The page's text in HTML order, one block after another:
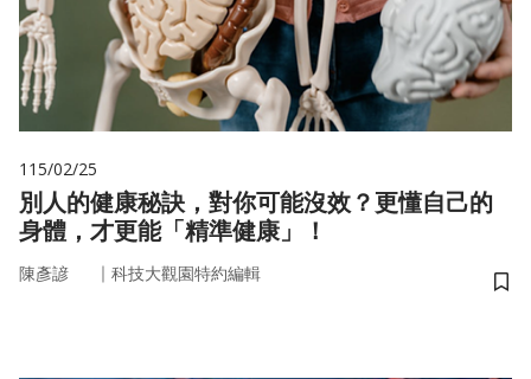
115/02/25
別人的健康秘訣，對你可能沒效？更懂自己的
身體，才更能「精準健康」！
陳彥諺 ｜ 科技大觀園特約編輯
儲